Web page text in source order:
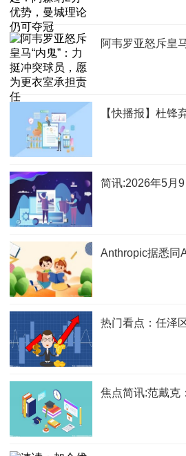
阿韦罗亚怒斥皇
【快播报】杜锋
简讯:2026年5月
Anthropic据悉同
热门看点：任泽
焦点简讯:范戴克